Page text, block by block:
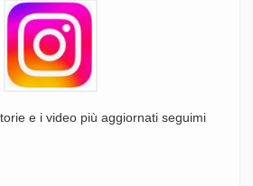
e i video più aggiornati seguimi